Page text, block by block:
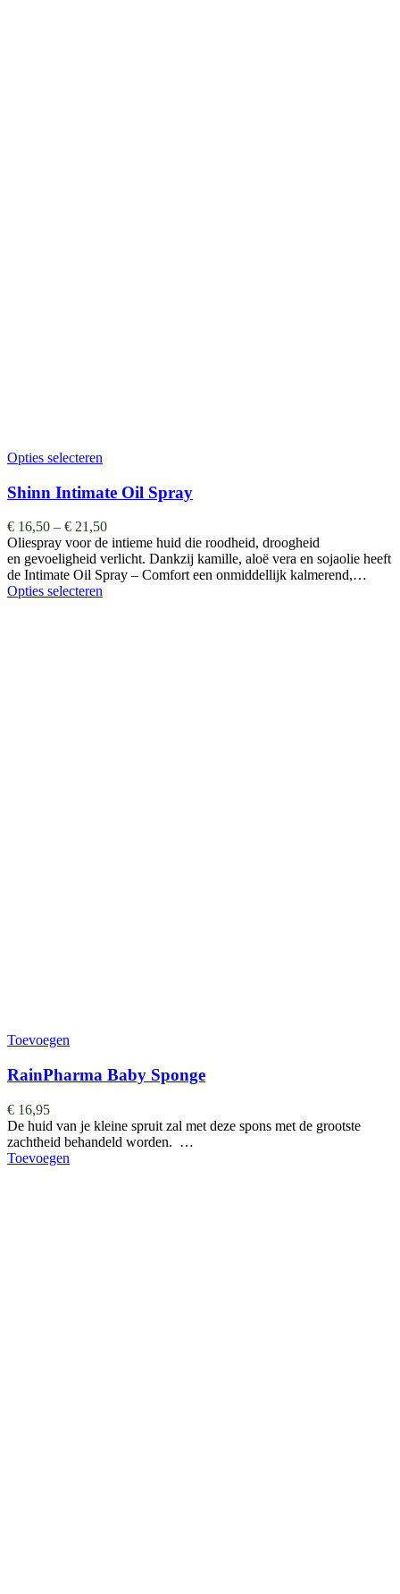
Opties selecteren
Shinn Intimate Oil Spray
€ 16,50 – € 21,50
Oliespray voor de intieme huid die roodheid, droogheid
en gevoeligheid verlicht. Dankzij kamille, aloë vera en sojaolie heeft
de Intimate Oil Spray – Comfort een onmiddellijk kalmerend,…
Opties selecteren
Toevoegen
RainPharma Baby Sponge
€ 16,95
De huid van je kleine spruit zal met deze spons met de grootste
zachtheid behandeld worden. …
Toevoegen